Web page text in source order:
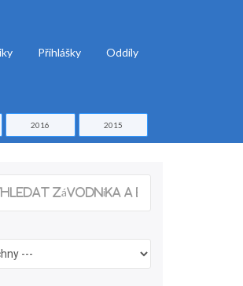
Přihlášky Oddíly
2016 2015